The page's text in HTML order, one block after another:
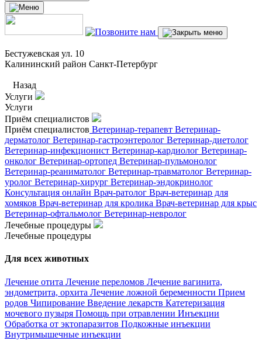
Бестужевская ул. 10
Калининский район Санкт-Петербург
Назад
Услуги
Услуги
Приём специалистов
Приём специалистов Ветеринар-терапевт Ветеринар-
дерматолог Ветеринар-гастроэнтеролог Ветеринар-диетолог
Ветеринар-инфекционист Ветеринар-кардиолог Ветеринар-
онколог Ветеринар-ортопед Ветеринар-пульмонолог
Ветеринар-реаниматолог Ветеринар-травматолог Ветеринар-
уролог Ветеринар-хирург Ветеринар-эндокринолог
Консультация онлайн Врач-ратолог Врач-ветеринар для
хомяков Врач-ветеринар для кролика Врач-ветеринар для крыс
Ветеринар-офтальмолог Ветеринар-невролог
Лечебные процедуры
Лечебные процедуры
Для всех животных
Лечение отита Лечение переломов Лечение вагинита,
эндометрита, орхита Лечение ложной беременности Прием
родов Чипирование Введение лекарств Катетеризация
мочевого пузыря Помощь при отравлении Инъекции
Обработка от эктопаразитов Подкожные инъекции
Внутримышечные инъекции